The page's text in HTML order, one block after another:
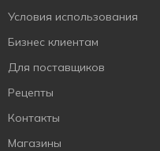
Условия использования
Бизнес клиентам
Для поставщиков
Рецепты
Контакты
Магазины